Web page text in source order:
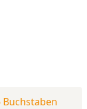
Buchstaben